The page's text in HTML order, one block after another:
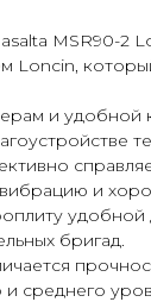
MSR90-2
Loncin,
и удобной
и
удобной
бригад.
среднего